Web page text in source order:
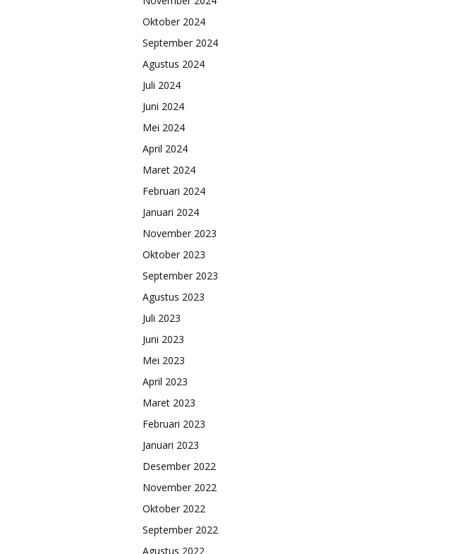
Oktober 2024
September 2024
Agustus 2024
Juli 2024
Juni 2024
Mei 2024
April 2024
Maret 2024
Februari 2024
Januari 2024
November 2023
Oktober 2023
September 2023
Agustus 2023
Juli 2023
Juni 2023
Mei 2023
April 2023
Maret 2023
Februari 2023
Januari 2023
Desember 2022
November 2022
Oktober 2022
September 2022
Agustus 2022